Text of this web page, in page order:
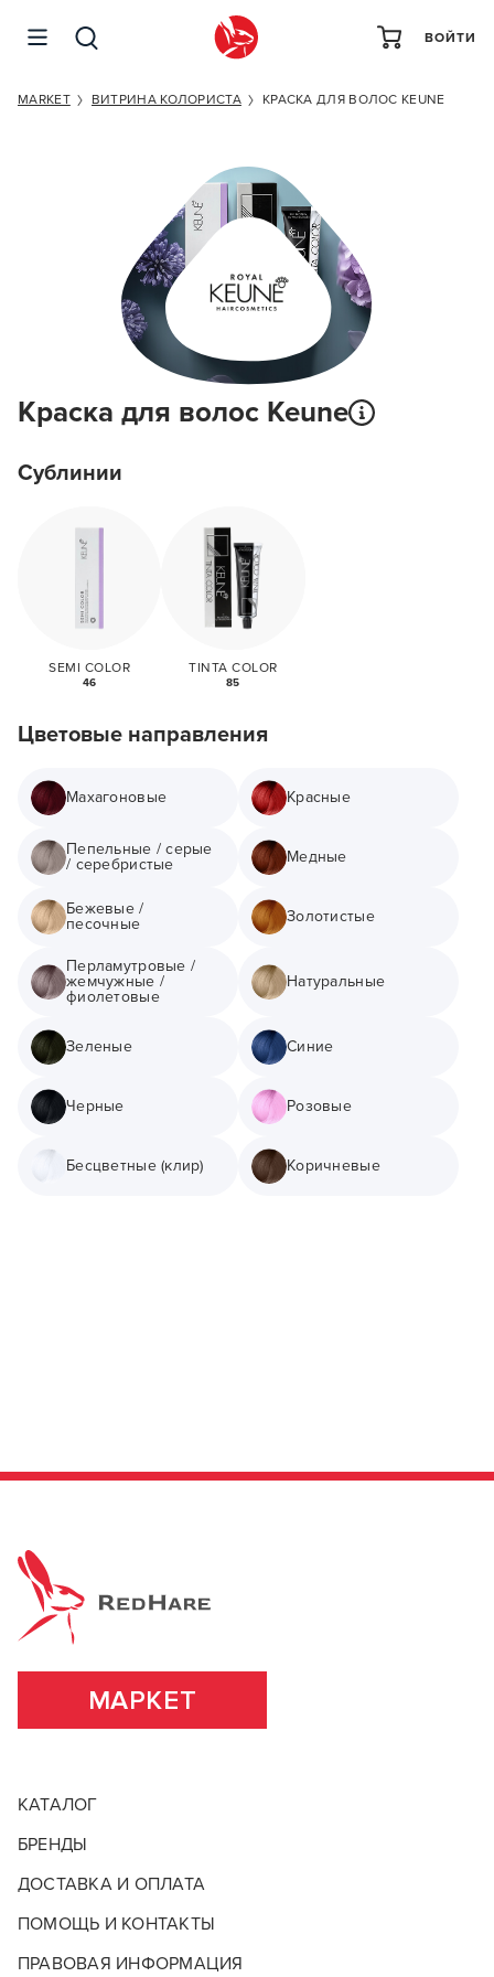
ВОЙТИ
MARKET ВИТРИНА КОЛОРИСТА КРАСКА ДЛЯ ВОЛОС KEUNE
Краска для волос Keune
Сублинии
SEMI COLOR
46
TINTA COLOR
85
Цветовые направления
Махагоновые Красные
Пепельные / серые
/ серебристые
Медные
Бежевые /
песочные
Золотистые
Перламутровые /
жемчужные /
фиолетовые
Натуральные
Зеленые Синие
Черные Розовые
Бесцветные (клир) Коричневые
МАРКЕТ
КАТАЛОГ
БРЕНДЫ
ДОСТАВКА И ОПЛАТА
ПОМОЩЬ И КОНТАКТЫ
ПРАВОВАЯ ИНФОРМАЦИЯ
Заяц–робот
ПРОДОЛЖУ ЗДЕСЬ